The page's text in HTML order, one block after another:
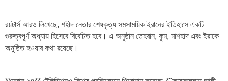
রয়টার্স আরও লিখেছে, শহীদ নেতার শেষকৃত্য সমসাময়িক ইরানের ইতিহাসে একটি
গুরুত্বপূর্ণ অধ্যায় হিসেবে বিবেচিত হবে। এ অনুষ্ঠান তেহরান, কুম, মাশহাদ এবং ইরাকে
অনুষ্ঠিত হওয়ার কথা রয়েছে।